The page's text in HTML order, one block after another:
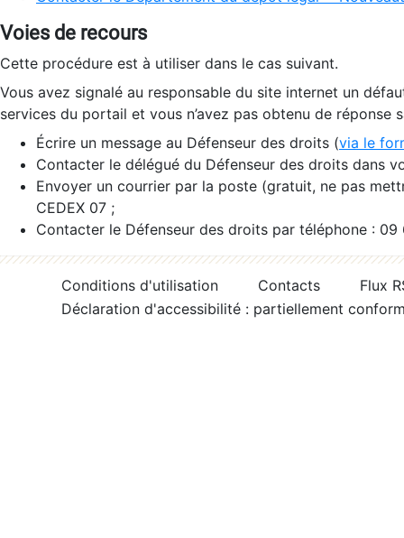
Voies de recours
Cette procédure est à utiliser dans le cas suivant.
Vous avez signalé au responsable du site internet un
services du portail et vous n’avez pas obtenu de réponse
Écrire un message au Défenseur des droits (via le
Contacter le délégué du Défenseur des droits dans
Envoyer un courrier par la poste (gratuit, ne pas
CEDEX 07 ;
Contacter le Défenseur des droits par téléphone :
Conditions d'utilisation Contacts
Flux
Déclaration d'accessibilité : partiellement